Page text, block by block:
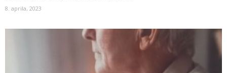
8. aprila, 2023